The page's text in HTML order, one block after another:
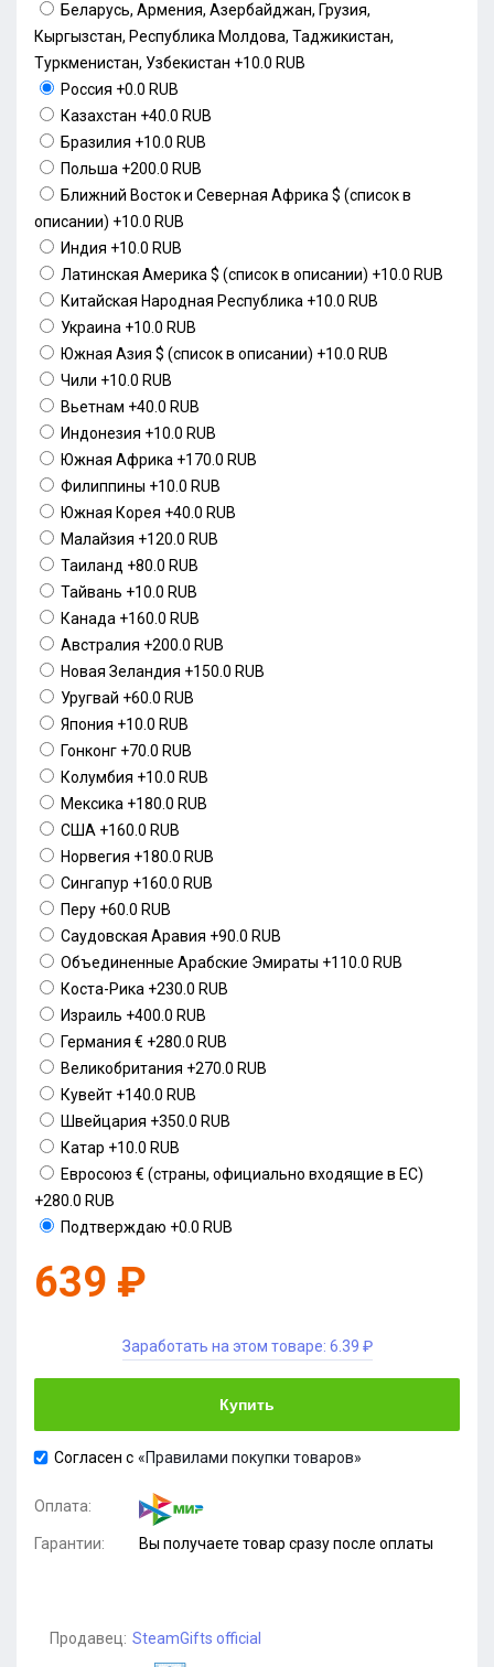
Беларусь, Армения, Азербайджан, Грузия,
Кыргызстан, Республика Молдова, Таджикистан,
Туркменистан, Узбекистан +10.0 RUB
Россия +0.0 RUB
Казахстан +40.0 RUB
Бразилия +10.0 RUB
Польша +200.0 RUB
Ближний Восток и Северная Африка $ (список в
описании) +10.0 RUB
Индия +10.0 RUB
Латинская Америка $ (список в описании) +10.0 RUB
Китайская Народная Республика +10.0 RUB
Украина +10.0 RUB
Южная Азия $ (список в описании) +10.0 RUB
Чили +10.0 RUB
Вьетнам +40.0 RUB
Индонезия +10.0 RUB
Южная Африка +170.0 RUB
Филиппины +10.0 RUB
Южная Корея +40.0 RUB
Малайзия +120.0 RUB
Таиланд +80.0 RUB
Тайвань +10.0 RUB
Канада +160.0 RUB
Австралия +200.0 RUB
Новая Зеландия +150.0 RUB
Уругвай +60.0 RUB
Япония +10.0 RUB
Гонконг +70.0 RUB
Колумбия +10.0 RUB
Мексика +180.0 RUB
США +160.0 RUB
Норвегия +180.0 RUB
Сингапур +160.0 RUB
Перу +60.0 RUB
Саудовская Аравия +90.0 RUB
Объединенные Арабские Эмираты +110.0 RUB
Коста-Рика +230.0 RUB
Израиль +400.0 RUB
Германия € +280.0 RUB
Великобритания +270.0 RUB
Кувейт +140.0 RUB
Швейцария +350.0 RUB
Катар +10.0 RUB
Евросоюз € (страны, официально входящие в ЕС)
+280.0 RUB
Подтверждаю +0.0 RUB
639 ₽
Заработать на этом товаре: 6.39 ₽
Купить
Согласен с «Правилами покупки товаров»
Оплата:
Гарантии: Вы получаете товар сразу после оплаты
Продавец: SteamGifts official